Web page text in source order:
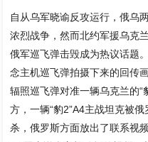
自从乌军晓谕反攻运行，俄乌
浓烈战争，然而北约军援乌克
俄军巡飞弹击毁成为热议话题
念主机巡飞弹拍摄下来的回传
辐照巡飞弹对准一辆乌克兰的
方，一辆“豹2”A4主战坦克被
杀，俄罗斯方面放出了联系视